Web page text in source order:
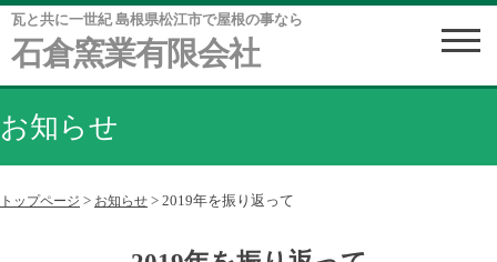
瓦と共に一世紀 島根県松江市で屋根の事なら
石倉窯業有限会社
お知らせ
トップページ > お知らせ > 2019年を振り返って